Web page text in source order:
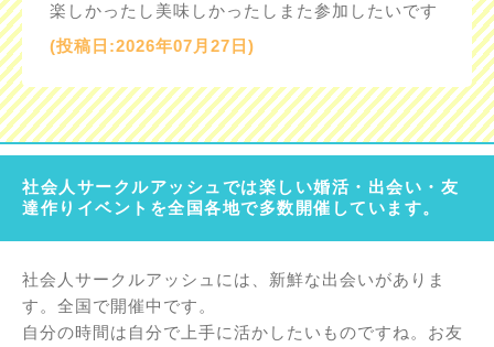
楽しかったし美味しかったしまた参加したいです
(投稿日:2026年07月27日)
社会人サークルアッシュでは楽しい婚活・出会い・友
達作りイベントを全国各地で多数開催しています。
社会人サークルアッシュには、新鮮な出会いがありま
す。全国で開催中です。
自分の時間は自分で上手に活かしたいものですね。お友